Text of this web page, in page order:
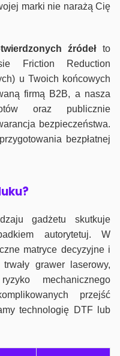
marki nie narażą Cię
źródełto
Friction Reduction
u Twoich końcowych
firmą B2B, a nasza
oraz publicznie
bezpieczeństwa.
bezpłatnej
gadżetu skutkuje
autorytetuj. W
matryce decyzyjne i
grawer laserowy,
mechanicznego
przejść
technologię DTF lub